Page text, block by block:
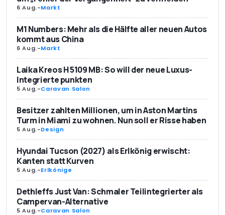
6 Aug.-Markt
M1 Numbers: Mehr als die Hälfte aller neuen Autos
kommt aus China
6 Aug.-Markt
Laika Kreos H 5109 MB: So will der neue Luxus-
Integrierte punkten
5 Aug.-Caravan Salon
Besitzer zahlten Millionen, um in Aston Martins
Turm in Miami zu wohnen. Nun soll er Risse haben
5 Aug.-Design
Hyundai Tucson (2027) als Erlkönig erwischt:
Kanten statt Kurven
5 Aug.-Erlkönige
Dethleffs Just Van: Schmaler Teilintegrierter als
Campervan-Alternative
5 Aug.-Caravan Salon